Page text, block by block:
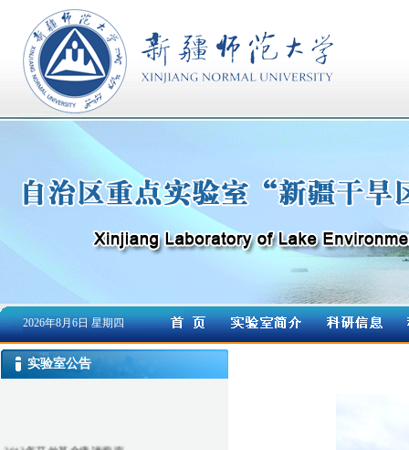
2026年8月6日 星期四
实验室公告